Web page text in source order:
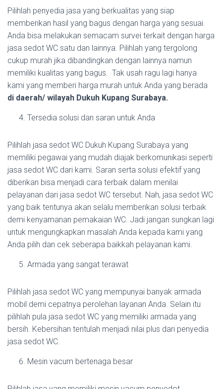
Pilihlah penyedia jasa yang berkualitas yang siap
memberikan hasil yang bagus dengan harga yang sesuai.
Anda bisa melakukan semacam survei terkait dengan harga
jasa sedot WC satu dan lainnya. Pilihlah yang tergolong
cukup murah jika dibandingkan dengan lainnya namun
memiliki kualitas yang bagus. Tak usah ragu lagi hanya
kami yang memberi harga murah untuk Anda yang berada
di daerah/ wilayah Dukuh Kupang Surabaya.
Tersedia solusi dan saran untuk Anda
Pilihlah jasa sedot WC Dukuh Kupang Surabaya yang
memiliki pegawai yang mudah diajak berkomunikasi seperti
jasa sedot WC dari kami. Saran serta solusi efektif yang
diberikan bisa menjadi cara terbaik dalam menilai
pelayanan dari jasa sedot WC tersebut. Nah, jasa sedot WC
yang baik tentunya akan selalu memberikan solusi terbaik
demi kenyamanan pemakaian WC. Jadi jangan sungkan lagi
untuk mengungkapkan masalah Anda kepada kami yang
Anda pilih dan cek seberapa baikkah pelayanan kami.
Armada yang sangat terawat
Pilihlah jasa sedot WC yang mempunyai banyak armada
mobil demi cepatnya perolehan layanan Anda. Selain itu
pilihlah pula jasa sedot WC yang memiliki armada yang
bersih. Kebersihan tentulah menjadi nilai plus dari penyedia
jasa sedot WC.
Mesin vacum bertenaga besar